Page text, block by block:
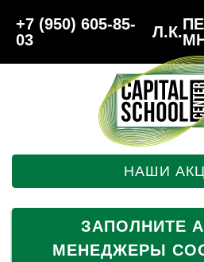
+7 (950) 605-85-
03
Л.К.
НАШИ
ЗАПОЛНИТЕ
МЕНЕДЖЕРЫ